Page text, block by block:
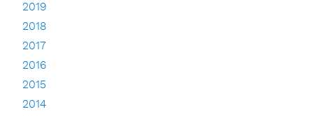
2019
2018
2017
2016
2015
2014